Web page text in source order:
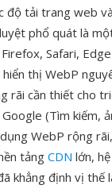
độ tải trang web
phổ quát là
Safari,
thị WebP
rãi cần thiết cho
(Tìm kiếm,
WebP rộng
tảng CDN lớn,
khẳng định vị thế